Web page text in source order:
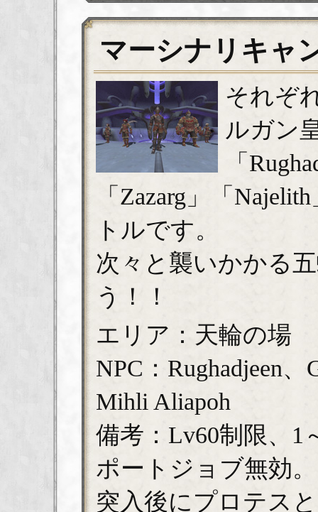
マーシナリキャ
それぞ
ルガン
「
「Zazarg」「
トルです。
次々と襲いかかる
う！！
エリア：天輪の場
NPC：Rughadjeen、
Mihli Aliapoh
備考：Lv60制限、1
ポートジョブ無効。
突入後にプロテス